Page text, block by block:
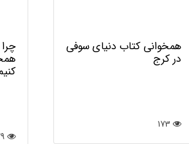
همخوانی کتاب دنیای سوفی
در کرج